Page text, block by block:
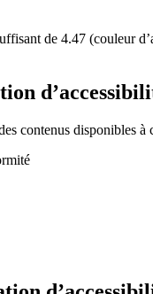
de 4.47 (couleur
contenus disponibles à